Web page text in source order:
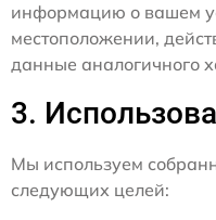
информацию о вашем
местоположении,
данные аналогичного
3.
Мы используем
следующих целей: